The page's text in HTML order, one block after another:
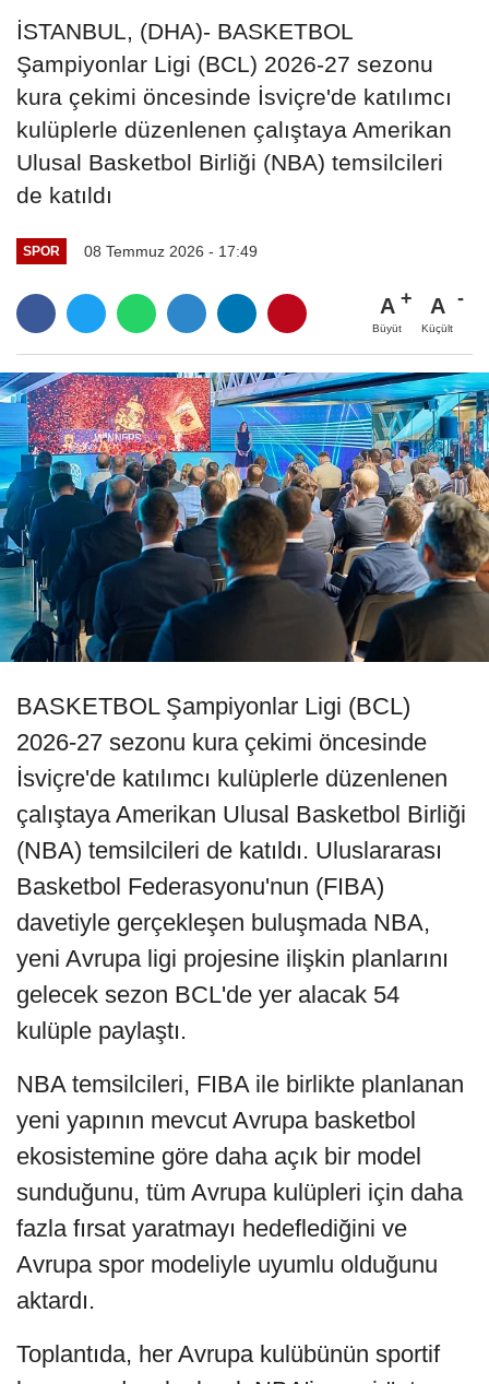
İSTANBUL, (DHA)- BASKETBOL
Şampiyonlar Ligi (BCL) 2026-27 sezonu
kura çekimi öncesinde İsviçre'de katılımcı
kulüplerle düzenlenen çalıştaya Amerikan
Ulusal Basketbol Birliği (NBA) temsilcileri
de katıldı
SPOR 08 Temmuz 2026 - 17:49
A
Büyüt
A
Küçült
BASKETBOL Şampiyonlar Ligi (BCL)
2026-27 sezonu kura çekimi öncesinde
İsviçre'de katılımcı kulüplerle düzenlenen
çalıştaya Amerikan Ulusal Basketbol Birliği
(NBA) temsilcileri de katıldı. Uluslararası
Basketbol Federasyonu'nun (FIBA)
davetiyle gerçekleşen buluşmada NBA,
yeni Avrupa ligi projesine ilişkin planlarını
gelecek sezon BCL'de yer alacak 54
kulüple paylaştı.
NBA temsilcileri, FIBA ile birlikte planlanan
yeni yapının mevcut Avrupa basketbol
ekosistemine göre daha açık bir model
sunduğunu, tüm Avrupa kulüpleri için daha
fazla fırsat yaratmayı hedeflediğini ve
Avrupa spor modeliyle uyumlu olduğunu
aktardı.
Toplantıda, her Avrupa kulübünün sportif